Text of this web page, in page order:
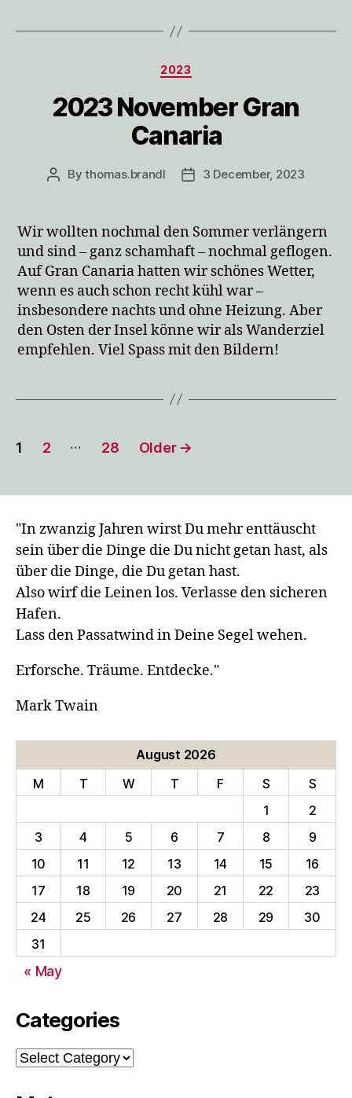
Categories
2023
2023 November Gran
Canaria
PostBythomas.brandl
Post3 December, 2023
Wir wollten nochmal den Sommer verlängern
und sind – ganz schamhaft – nochmal geflogen.
Auf Gran Canaria hatten wir schönes Wetter,
wenn es auch schon recht kühl war –
insbesondere nachts und ohne Heizung. Aber
den Osten der Insel könne wir als Wanderziel
empfehlen. Viel Spass mit den Bildern!
Posts
1 2 … 28 Older →
"In zwanzig Jahren wirst Du mehr enttäuscht
sein über die Dinge die Du nicht getan hast, als
über die Dinge, die Du getan hast.
Also wirf die Leinen los. Verlasse den sicheren
Hafen.
Lass den Passatwind in Deine Segel wehen.
Erforsche. Träume. Entdecke."
Mark Twain
August 2026
M
T W T F S
S
1
2
3
4 5 6 7 8
9
10
11 12 13 14 15
16
17
18 19 20 21 22
23
24
25 26 27 28 29
30
31
« May
Categories
Categories